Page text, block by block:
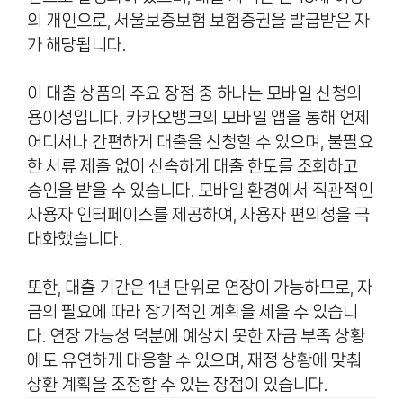
의 개인으로, 서울보증보험 보험증권을 발급받은 자
가 해당됩니다.
이 대출 상품의 주요 장점 중 하나는 모바일 신청의
용이성입니다. 카카오뱅크의 모바일 앱을 통해 언제
어디서나 간편하게 대출을 신청할 수 있으며, 불필요
한 서류 제출 없이 신속하게 대출 한도를 조회하고
승인을 받을 수 있습니다. 모바일 환경에서 직관적인
사용자 인터페이스를 제공하여, 사용자 편의성을 극
대화했습니다.
또한, 대출 기간은 1년 단위로 연장이 가능하므로, 자
금의 필요에 따라 장기적인 계획을 세울 수 있습니
다. 연장 가능성 덕분에 예상치 못한 자금 부족 상황
에도 유연하게 대응할 수 있으며, 재정 상황에 맞춰
상환 계획을 조정할 수 있는 장점이 있습니다.